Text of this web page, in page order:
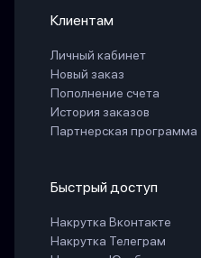
Клиентам
Личный кабинет
Новый заказ
Пополнение счета
История заказов
Партнерская программа
Быстрый доступ
Накрутка Вконтакте
Накрутка Телеграм